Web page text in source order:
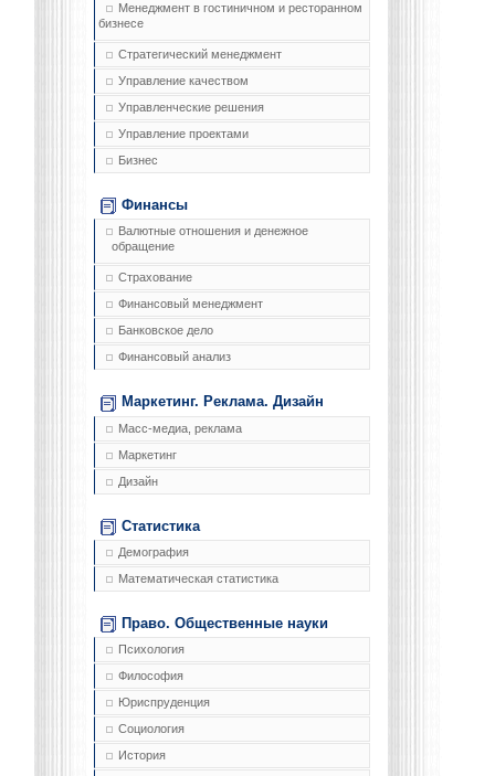
Менеджмент в гостиничном и ресторанном
бизнесе
Стратегический менеджмент
Управление качеством
Управленческие решения
Управление проектами
Бизнес
Финансы
Валютные отношения и денежное
обращение
Страхование
Финансовый менеджмент
Банковское дело
Финансовый анализ
Маркетинг. Реклама. Дизайн
Масс-медиа, реклама
Маркетинг
Дизайн
Статистика
Демография
Математическая статистика
Право. Общественные науки
Психология
Философия
Юриспруденция
Социология
История